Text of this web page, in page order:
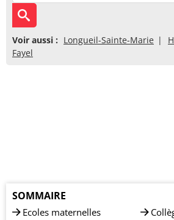
Voir aussi : Longueil-Sainte-Marie
Fayel
SOMMAIRE
Ecoles maternelles